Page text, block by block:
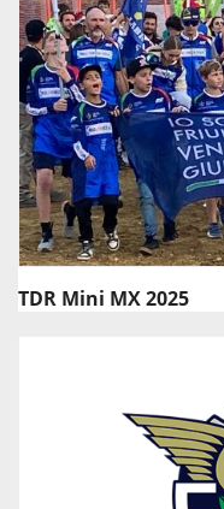
TDR Mini MX 2025